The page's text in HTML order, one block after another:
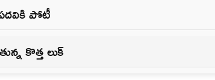
పదవికి పోటీ
కొత్త లుక్